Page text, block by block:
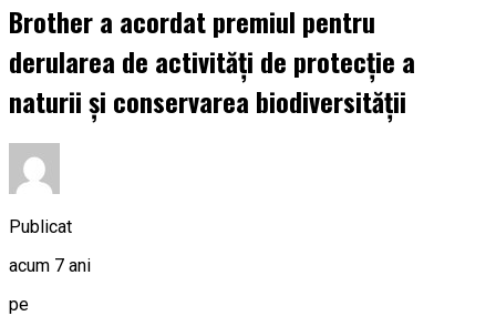
Brother a acordat premiul pentru
derularea de activități de protecție a
naturii și conservarea biodiversității
Publicat
acum 7 ani
pe